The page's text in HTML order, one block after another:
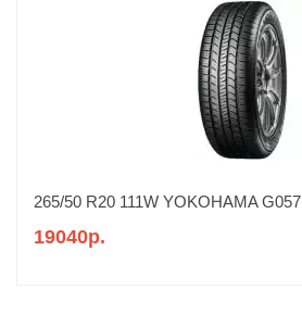
265/50 R20 111W YOKOHAMA G057
19040р.